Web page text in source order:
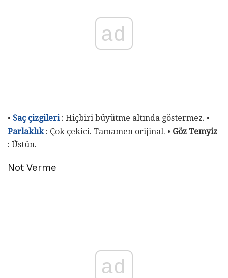
ad
• Saç çizgileri: Hiçbiri büyütme altında göstermez. •
Parlaklık: Çok çekici. Tamamen orijinal. • Göz Temyiz
: Üstün.
Not Verme
ad